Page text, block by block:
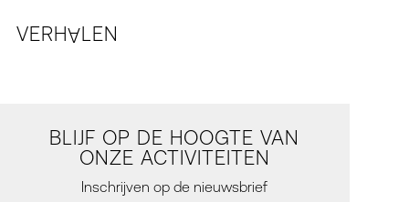
VERHALEN
BLIJF OP DE HOOGTE VAN
ONZE ACTIVITEITEN
Inschrijven op de nieuwsbrief